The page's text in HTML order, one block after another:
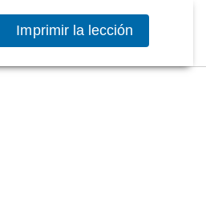
Imprimir la lección